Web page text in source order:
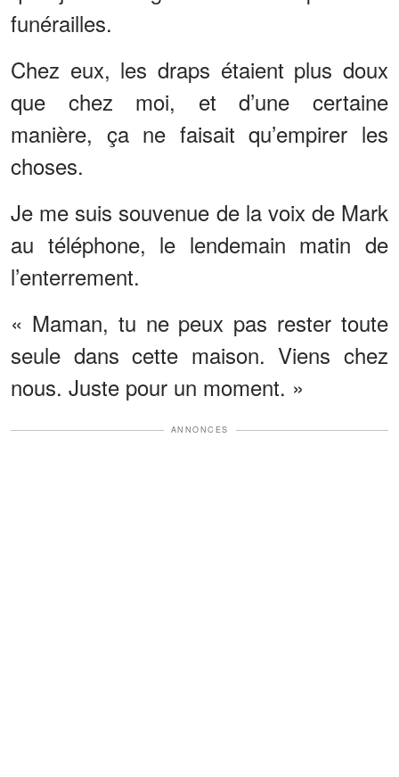
funérailles.
Chez eux, les draps étaient plus doux
que chez moi, et d’une certaine
manière, ça ne faisait qu’empirer les
choses.
Je me suis souvenue de la voix de Mark
au téléphone, le lendemain matin de
l’enterrement.
« Maman, tu ne peux pas rester toute
seule dans cette maison. Viens chez
nous. Juste pour un moment. »
ANNONCES